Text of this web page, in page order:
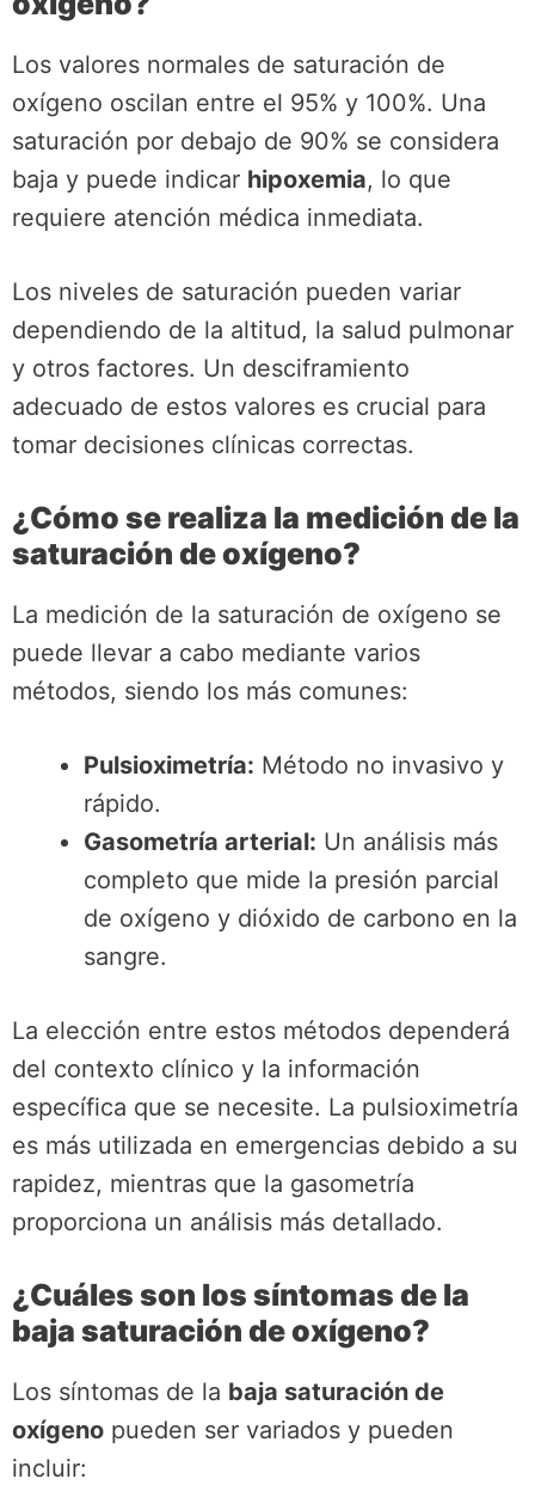
Los valores normales de saturación de
oxígeno oscilan entre el 95% y 100%. Una
saturación por debajo de 90% se considera
baja y puede indicar hipoxemia, lo que
requiere atención médica inmediata.
Los niveles de saturación pueden variar
dependiendo de la altitud, la salud pulmonar
y otros factores. Un desciframiento
adecuado de estos valores es crucial para
tomar decisiones clínicas correctas.
¿Cómo se realiza la medición de la
saturación de oxígeno?
La medición de la saturación de oxígeno se
puede llevar a cabo mediante varios
métodos, siendo los más comunes:
Pulsioximetría: Método no invasivo y
rápido.
Gasometría arterial: Un análisis más
completo que mide la presión parcial
de oxígeno y dióxido de carbono en la
sangre.
La elección entre estos métodos dependerá
del contexto clínico y la información
específica que se necesite. La pulsioximetría
es más utilizada en emergencias debido a su
rapidez, mientras que la gasometría
proporciona un análisis más detallado.
¿Cuáles son los síntomas de la
baja saturación de oxígeno?
Los síntomas de la baja saturación de
oxígeno pueden ser variados y pueden
incluir: